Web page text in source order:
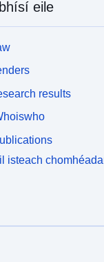
eile
results
isteach